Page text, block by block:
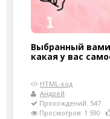
Выбранный
какая у вас
HTML-код
Андрей
Прохождений: 547
Просмотров: 1 590